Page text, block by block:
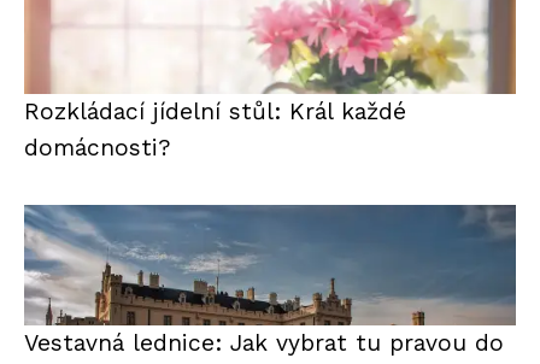
Rozkládací jídelní stůl: Král každé
domácnosti?
Vestavná lednice: Jak vybrat tu pravou do